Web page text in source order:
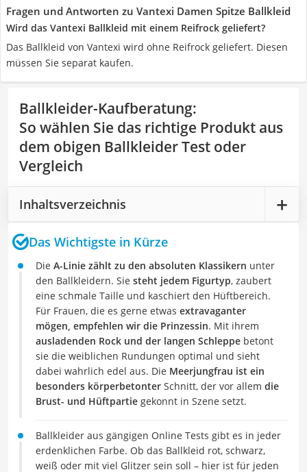
Fragen und Antworten zu Vantexi Damen Spitze Ballkleid
Wird das Vantexi Ballkleid mit einem Reifrock geliefert?
Das Ballkleid von Vantexi wird ohne Reifrock geliefert. Diesen
müssen Sie separat kaufen.
Ballkleider-Kaufberatung:
So wählen Sie das richtige Produkt aus
dem obigen Ballkleider Test oder
Vergleich
Inhaltsverzeichnis
Das Wichtigste in Kürze
Die A-Linie zählt zu den absoluten Klassikern unter
den Ballkleidern. Sie steht jedem Figurtyp, zaubert
eine schmale Taille und kaschiert den Hüftbereich.
Für Frauen, die es gerne etwas extravaganter
mögen, empfehlen wir die Prinzessin. Mit ihrem
ausladenden Rock und der langen Schleppe betont
sie die weiblichen Rundungen optimal und sieht
dabei wahrlich edel aus. Die Meerjungfrau ist ein
besonders körperbetonter Schnitt, der vor allem die
Brust- und Hüftpartie gekonnt in Szene setzt.
Ballkleider aus gängigen Online Tests gibt es in jeder
erdenklichen Farbe. Ob das Ballkleid rot, schwarz,
weiß oder mit viel Glitzer sein soll – hier ist für jeden